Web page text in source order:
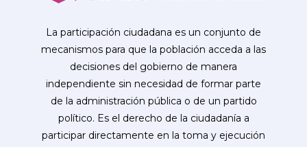
La participación ciudadana es un conjunto de
mecanismos para que la población acceda a las
decisiones del gobierno de manera
independiente sin necesidad de formar parte
de la administración pública o de un partido
político. Es el derecho de la ciudadanía a
participar directamente en la toma y ejecución